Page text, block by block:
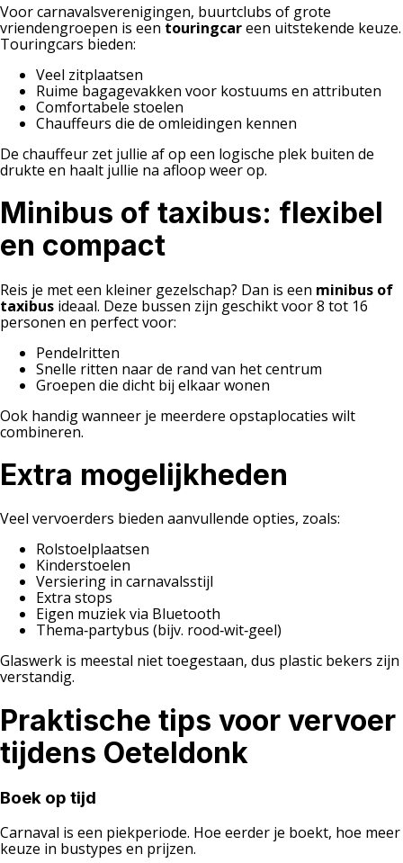
Voor carnavalsverenigingen, buurtclubs of grote
vriendengroepen is een touringcareen uitstekende keuze.
Touringcars bieden:
Veel zitplaatsen
Ruime bagagevakken voor kostuums en attributen
Comfortabele stoelen
Chauffeurs die de omleidingen kennen
De chauffeur zet jullie af op een logische plek buiten de
drukte en haalt jullie na afloop weer op.
Minibus of taxibus: flexibel
en compact
Reis je met een kleiner gezelschap? Dan is een minibus of
taxibus ideaal. Deze bussen zijn geschikt voor 8 tot 16
personen en perfect voor:
Pendelritten
Snelle ritten naar de rand van het centrum
Groepen die dicht bij elkaar wonen
Ook handig wanneer je meerdere opstaplocaties wilt
combineren.
Extra mogelijkheden
Veel vervoerders bieden aanvullende opties, zoals:
Rolstoelplaatsen
Kinderstoelen
Versiering in carnavalsstijl
Extra stops
Eigen muziek via Bluetooth
Thema‑partybus (bijv. rood‑wit‑geel)
Glaswerk is meestal niet toegestaan, dus plastic bekers zijn
verstandig.
Praktische tips voor vervoer
tijdens Oeteldonk
Boek op tijd
Carnaval is een piekperiode. Hoe eerder je boekt, hoe meer
keuze in bustypes en prijzen.